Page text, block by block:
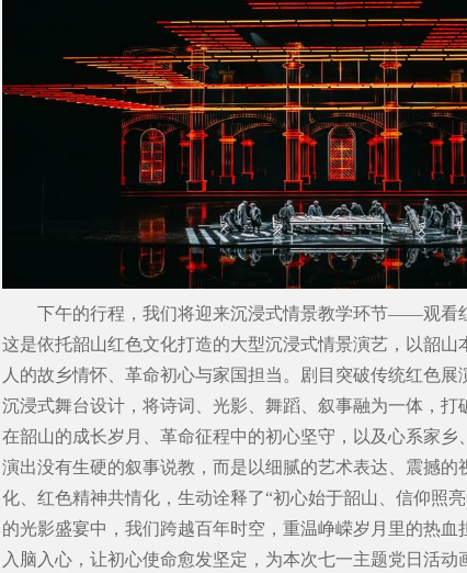
下午的行程，我们将迎来沉浸式情景教学环节——观看
这是依托韶山红色文化打造的大型沉浸式情景演艺，以韶山
人的故乡情怀、革命初心与家国担当。剧目突破传统红色展
沉浸式舞台设计，将诗词、光影、舞蹈、叙事融为一体，打
在韶山的成长岁月、革命征程中的初心坚守，以及心系家乡
演出没有生硬的叙事说教，而是以细腻的艺术表达、震撼的
化、红色精神共情化，生动诠释了“初心始于韶山、信仰照亮
的光影盛宴中，我们跨越百年时空，重温峥嵘岁月里的热血
入脑入心，让初心使命愈发坚定，为本次七一主题党日活动